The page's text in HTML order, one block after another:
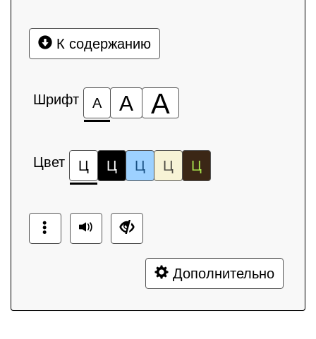
К содержанию
Шрифт А А А
Цвет Ц Ц Ц Ц Ц
Дополнительно